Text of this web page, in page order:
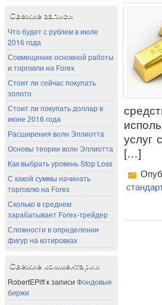
Свежие записи
Что будет с рублем в июле
2016 года
Совмещение основной работы
и торговли на Forex
Стоит ли сейчас покупать
золото
Стоит ли покупать доллар в
июне 2016 года
Расширения волн Эллиотта
Основы теории волн Эллиотта
Как выбрать уровень Stop Loss
С какой суммы начинать
торговлю на Forex
Сколько в среднем
зарабатывает Forex-трейдер
Сложности в определении
фигур на котировках
Свежие комментарии
RobertEPiffк записи Фондовые
биржи
услуг
[…]
стандарт